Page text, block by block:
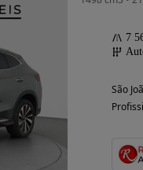
de
7
São